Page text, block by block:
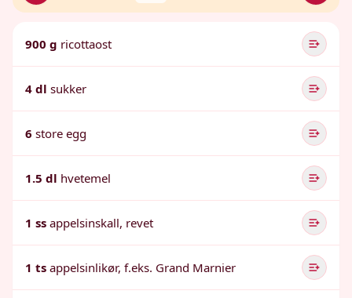
900 g ricottaost
4 dl sukker
6 store egg
1.5 dl hvetemel
1 ss appelsinskall, revet
1 ts appelsinlikør, f.eks. Grand Marnier